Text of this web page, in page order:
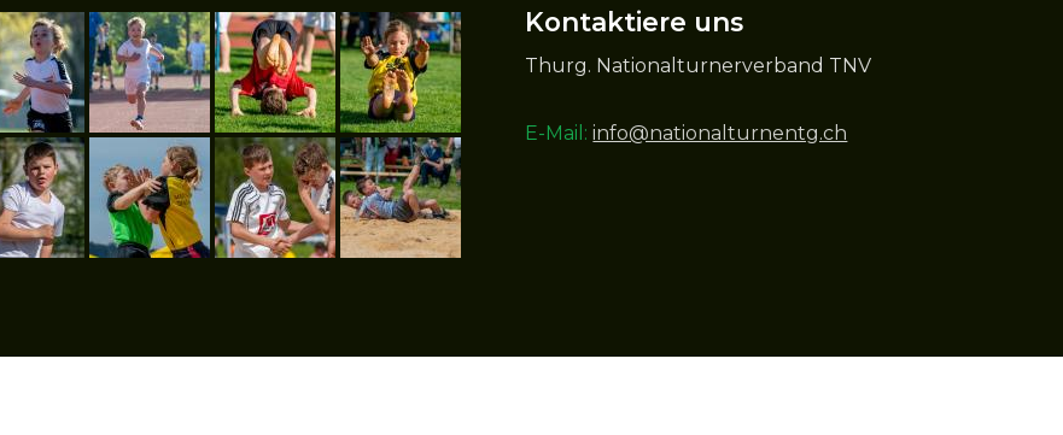
Kontaktiere uns
Thurg. Nationalturnerverband TNV
E-Mail:info@nationalturnentg.ch